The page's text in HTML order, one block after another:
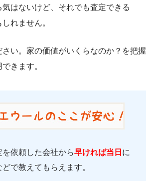
気はないけど、それでも査定できる
れません。
い。家の価値がいくらなのか？を把握
きます。
を依頼した会社から早ければ当日に
で教えてもらえます。